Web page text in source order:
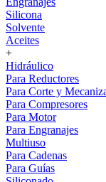
Silicona
Solvente
Aceites
+
Hidráulico
Para Reductores
Para Corte y
Para Compresores
Para Motor
Para Engranajes
Multiuso
Para Cadenas
Para Guías